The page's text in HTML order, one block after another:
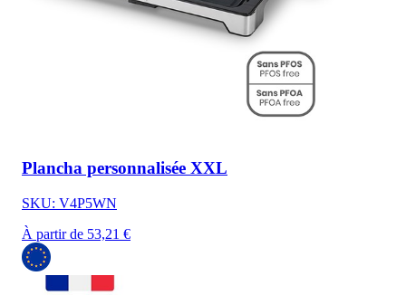
Plancha personnalisée XXL
SKU: V4P5WN
À partir de 53,21 €